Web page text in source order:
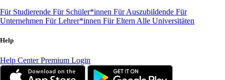
Für Studierende Für Schüler*innen Für Auszubildende Für
Unternehmen Für Lehrer*innen Für Eltern Alle Universitäten
Help
Help CenterPremium Login